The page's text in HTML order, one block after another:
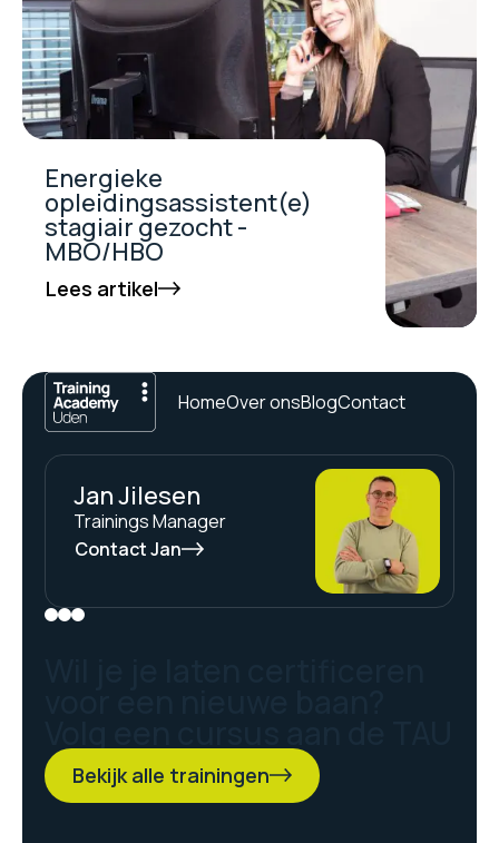
Energieke
opleidingsassistent(e)
stagiair gezocht -
MBO/HBO
Lees artikel
HomeOver onsBlogContact
Jan Jilesen
Trainings Manager
Contact Jan
Bekijk alle trainingen